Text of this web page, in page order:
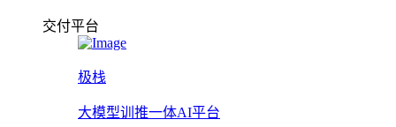
交付平台
极栈
大模型训推一体AI平台